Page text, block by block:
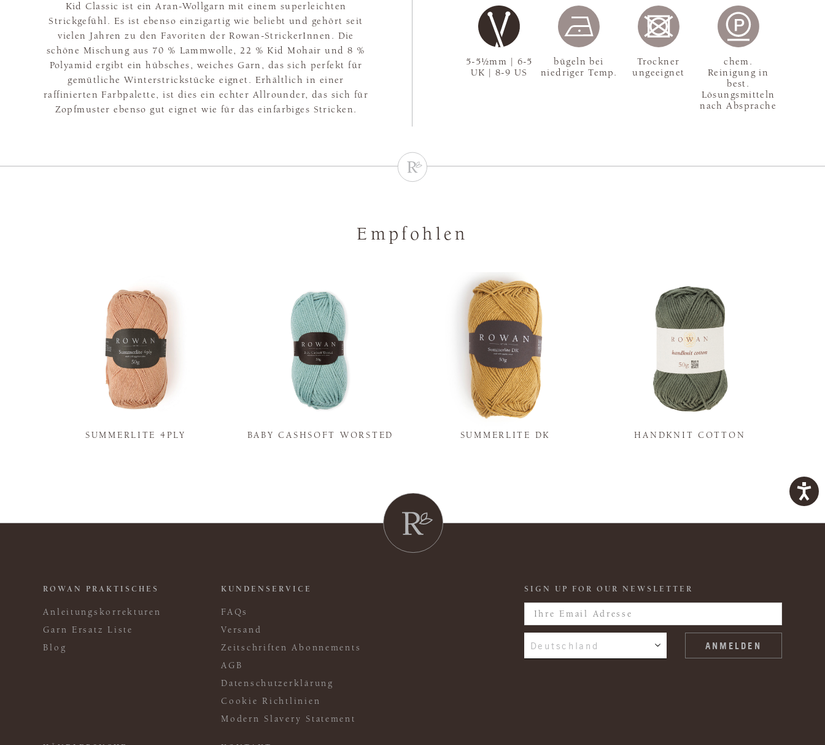
Kid Classic ist ein Aran-Wollgarn mit einem superleichten
Strickgefühl. Es ist ebenso einzigartig wie beliebt und gehört seit
vielen Jahren zu den Favoriten der Rowan-StrickerInnen. Die
schöne Mischung aus 70 % Lammwolle, 22 % Kid Mohair und 8 %
Polyamid ergibt ein hübsches, weiches Garn, das sich perfekt für
gemütliche Winterstrickstücke eignet. Erhältlich in einer
raffinierten Farbpalette, ist dies ein echter Allrounder, das sich für
Zopfmuster ebenso gut eignet wie für das einfarbiges Stricken.
5-5½mm | 6-5
UK | 8-9 US
bügeln bei
niedriger Temp.
Trockner
ungeeignet
chem.
Reinigung in
best.
Lösungsmitteln
nach Absprache
Empfohlen
SUMMERLITE 4PLY BABY CASHSOFT WORSTED SUMMERLITE DK HANDKNIT COTTON
ROWAN PRAKTISCHES
Anleitungskorrekturen
Garn Ersatz Liste
Blog
KUNDENSERVICE
FAQs
Versand
Zeitschriften Abonnements
AGB
Datenschutzerklärung
Cookie Richtlinien
Modern Slavery Statement
SIGN UP FOR OUR NEWSLETTER
Deutschland